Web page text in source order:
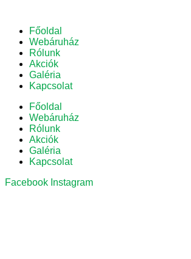
Főoldal
Webáruház
Rólunk
Akciók
Galéria
Kapcsolat
Főoldal
Webáruház
Rólunk
Akciók
Galéria
Kapcsolat
Facebook Instagram